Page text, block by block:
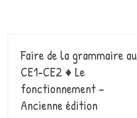
Faire de la grammaire au
CE1-CE2 ♦ Le
fonctionnement –
Ancienne édition